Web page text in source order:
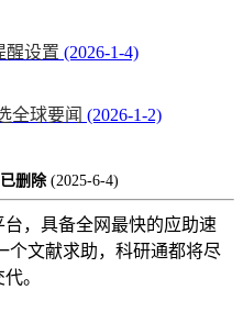
醒设置 (2026-1-4)
全球要闻 (2026-1-2)
删除 (2025-6-4)
，具备全网最快的应助速
个文献求助，科研通都将尽
。